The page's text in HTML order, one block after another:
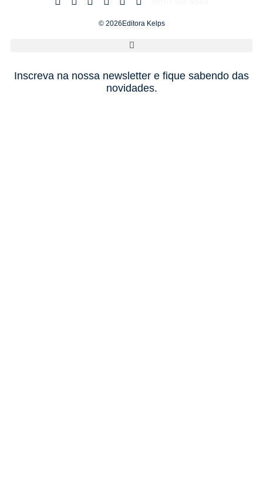
© 2026Editora Kelps
Inscreva na nossa newsletter e fique sabendo das
novidades.